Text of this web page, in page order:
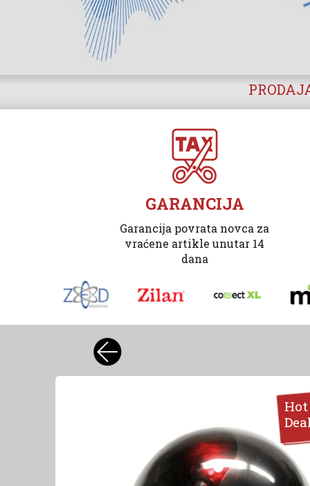
GARANCIJA
Garancija povrata novca za
vraćene artikle unutar 14
dana
Hot